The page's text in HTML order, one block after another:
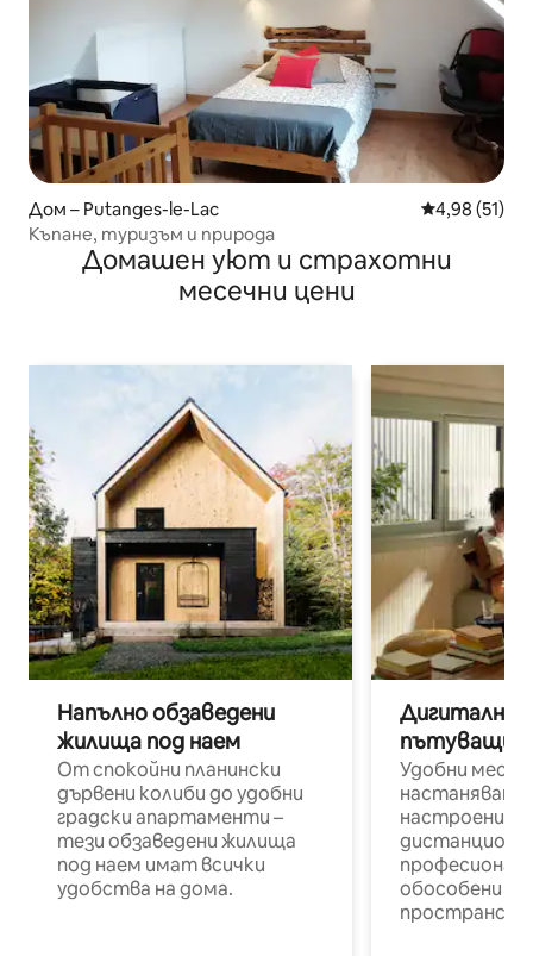
Дом – Putanges-le-Lac Средна
4,98 (51)
Къпане, туризъм и природа
Домашен уют и страхотни
месечни цени
Напълно обзаведени
жилища под наем
От спокойни планински
дървени колиби до удобни
градски апартаменти –
тези обзаведени жилища
под наем имат всички
удобства на дома.
Дигитални
пътуващи
Удобни
настаняване
настроени и
обособени